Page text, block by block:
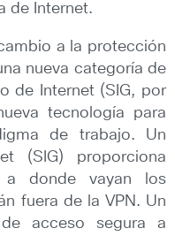
de Internet.
a la protección
nueva categoría de
de Internet (SIG, por
tecnología para
de trabajo. Un
(SIG) proporciona
a donde vayan los
fuera de la VPN. Un
acceso segura a